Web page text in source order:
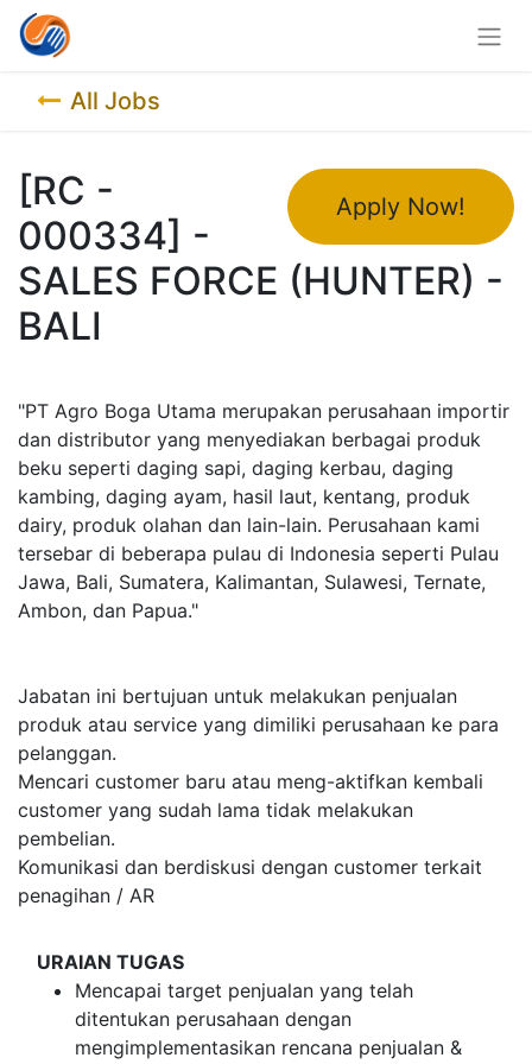
All Jobs
Apply Now!
[RC -
000334] -
SALES FORCE (HUNTER) -
BALI
"PT Agro Boga Utama merupakan perusahaan importir
dan distributor yang menyediakan berbagai produk
beku seperti daging sapi, daging kerbau, daging
kambing, daging ayam, hasil laut, kentang, produk
dairy, produk olahan dan lain-lain. Perusahaan kami
tersebar di beberapa pulau di Indonesia seperti Pulau
Jawa, Bali, Sumatera, Kalimantan, Sulawesi, Ternate,
Ambon, dan Papua."
Jabatan ini bertujuan untuk melakukan penjualan
produk atau service yang dimiliki perusahaan ke para
pelanggan.
Mencari customer baru atau meng-aktifkan kembali
customer yang sudah lama tidak melakukan
pembelian.
Komunikasi dan berdiskusi dengan customer terkait
penagihan / AR
URAIAN TUGAS
Mencapai target penjualan yang telah
ditentukan perusahaan dengan
mengimplementasikan rencana penjualan &